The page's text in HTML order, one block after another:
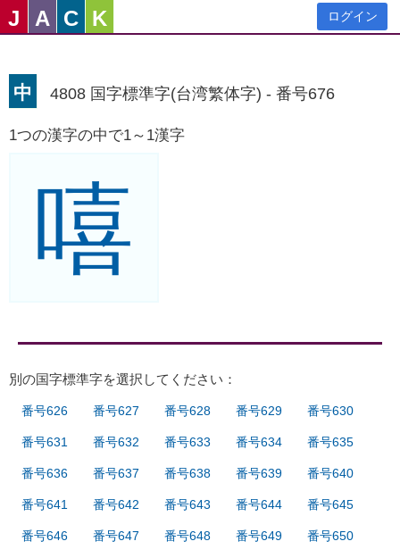
J A C K ログイン
中 4808 国字標準字(台湾繁体字) - 番号676
1つの漢字の中で1～1漢字
嘻
別の国字標準字を選択してください：
番号626 番号627 番号628 番号629 番号630
番号631 番号632 番号633 番号634 番号635
番号636 番号637 番号638 番号639 番号640
番号641 番号642 番号643 番号644 番号645
番号646 番号647 番号648 番号649 番号650